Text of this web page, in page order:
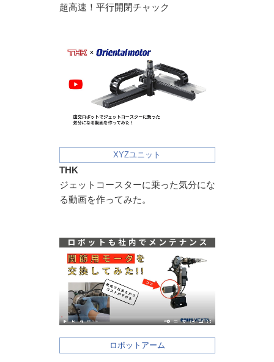
超高速！平行開閉チャック
XYZユニット
THK
ジェットコースターに乗った気分にな
る動画を作ってみた。
ロボットアーム